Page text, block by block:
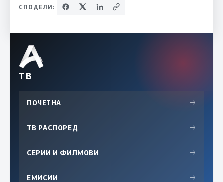
СПОДЕЛИ:
ТВ
ПОЧЕТНА →
ТВ РАСПОРЕД →
СЕРИИ И ФИЛМОВИ →
ЕМИСИИ →